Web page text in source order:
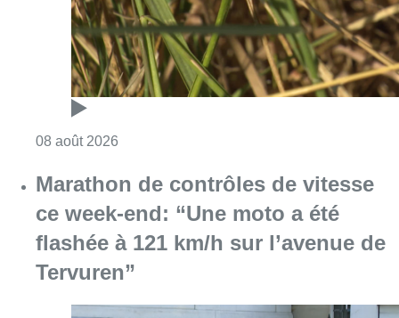
08 août 2026
Marathon de contrôles de vitesse
ce week-end: “Une moto a été
flashée à 121 km/h sur l’avenue de
Tervuren”